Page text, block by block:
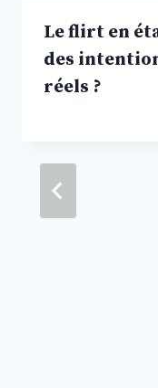
Le flirt en
des
réels ?